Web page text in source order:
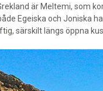
är Meltemi, som
Egeiska och Joniska
särskilt längs öppna